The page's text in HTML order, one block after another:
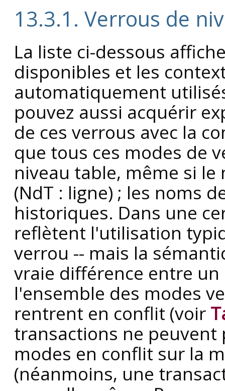
13.3.1. Verrous de
La liste ci-dessous
disponibles et les
automatiquement
pouvez aussi acquérir
de ces verrous avec la
que tous ces modes de
niveau table, même si
(NdT : ligne) ; les noms
historiques. Dans une
reflètent l'utilisation
verrou -- mais la
vraie différence entre
l'ensemble des modes
rentrent en conflit (voir
transactions ne peuvent
modes en conflit sur la
(néanmoins, une